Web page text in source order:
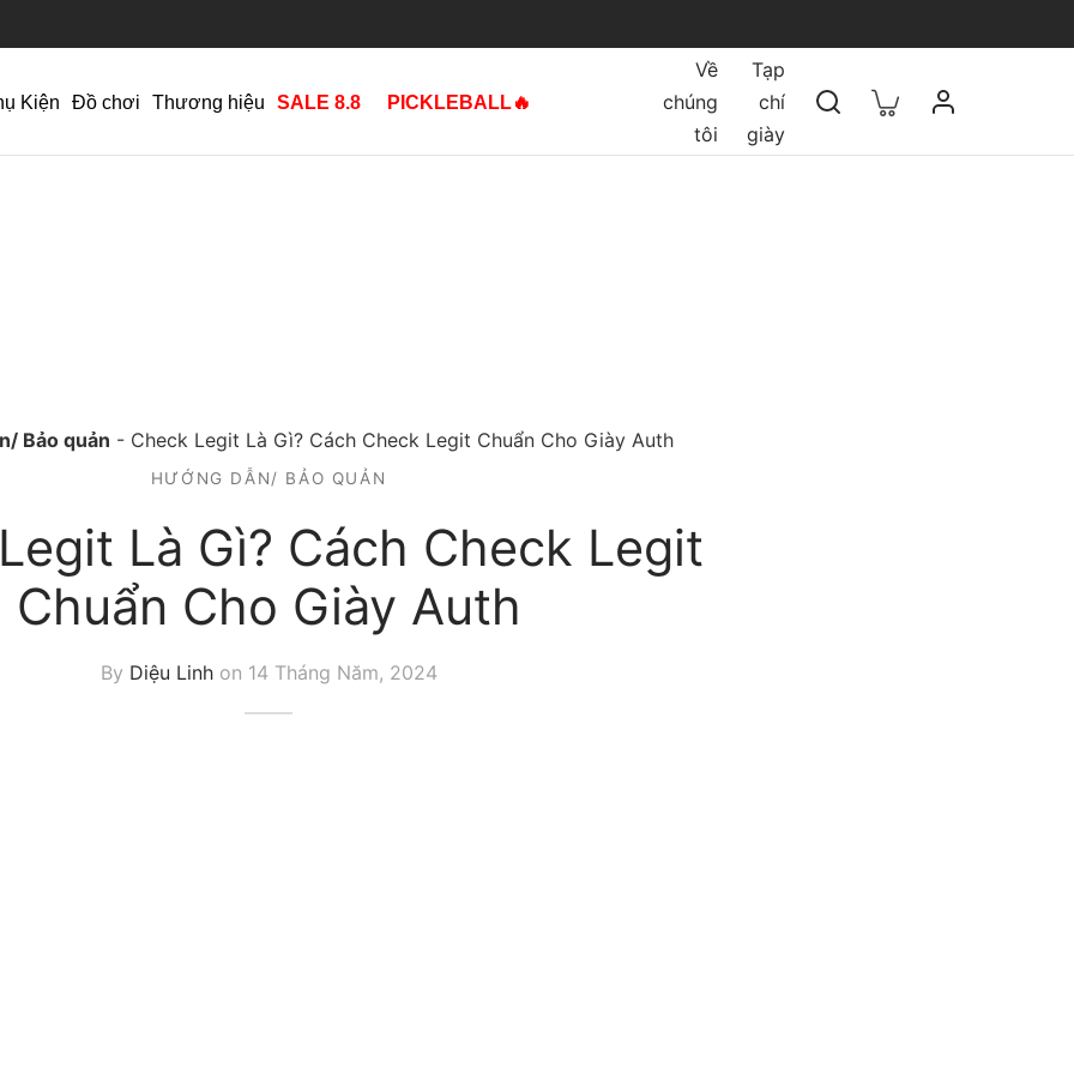
Kiện Đồ chơi Thương hiệu SALE 8.8 PICKLEBALL🔥
Về
chúng
tôi
Tạp
chí
giày
Bảo quản - Check Legit Là Gì? Cách Check Legit Chuẩn Cho Giày Auth
HƯỚNG DẪN/ BẢO QUẢN
Là Gì? Cách Check Legit
Chuẩn Cho Giày Auth
By Diệu Linhon 14 Tháng Năm, 2024